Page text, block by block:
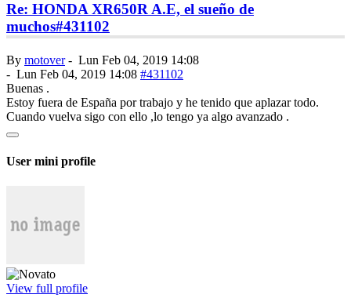
Re: HONDA XR650R A.E, el sueño de
muchos#431102
By motover- Lun Feb 04, 2019 14:08
- Lun Feb 04, 2019 14:08 #431102
Buenas .
Estoy fuera de España por trabajo y he tenido que aplazar todo.
Cuando vuelva sigo con ello ,lo tengo ya algo avanzado .
User mini profile
View full profile